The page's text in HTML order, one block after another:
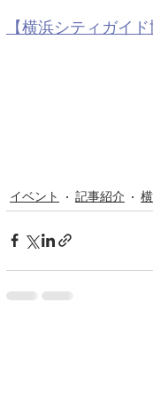
【横浜シティガイド
イベント 記事紹介